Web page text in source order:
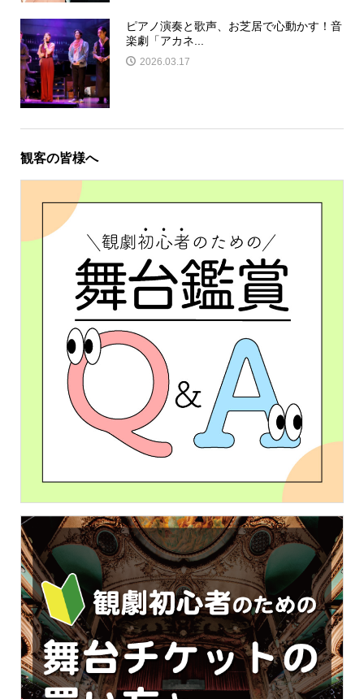
ピアノ演奏と歌声、お芝居で心動かす！音
楽劇「アカネ...
2026.03.17
観客の皆様へ